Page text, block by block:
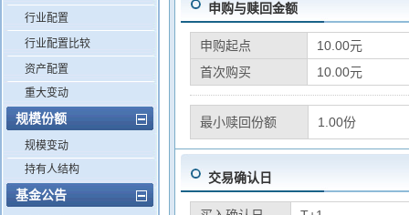
行业配置
行业配置比较
资产配置
重大变动
规模份额
规模变动
持有人结构
基金公告
申购与赎回金额
申购起点
10.00元
首次购买
10.00元
最小赎回份额 1.00份
交易确认日